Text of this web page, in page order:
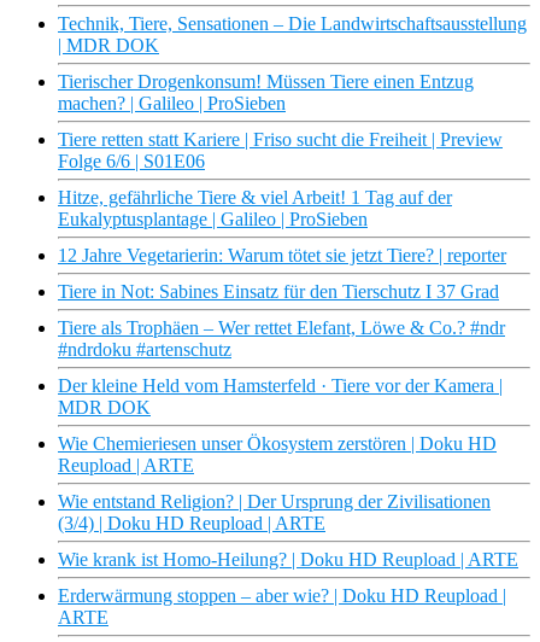
Technik, Tiere, Sensationen – Die Landwirtschaftsausstellung
| MDR DOK
Tierischer Drogenkonsum! Müssen Tiere einen Entzug
machen? | Galileo | ProSieben
Tiere retten statt Kariere | Friso sucht die Freiheit | Preview
Folge 6/6 | S01E06
Hitze, gefährliche Tiere & viel Arbeit! 1 Tag auf der
Eukalyptusplantage | Galileo | ProSieben
12 Jahre Vegetarierin: Warum tötet sie jetzt Tiere? | reporter
Tiere in Not: Sabines Einsatz für den Tierschutz I 37 Grad
Tiere als Trophäen – Wer rettet Elefant, Löwe & Co.? #ndr
#ndrdoku #artenschutz
Der kleine Held vom Hamsterfeld · Tiere vor der Kamera |
MDR DOK
Wie Chemieriesen unser Ökosystem zerstören | Doku HD
Reupload | ARTE
Wie entstand Religion? | Der Ursprung der Zivilisationen
(3/4) | Doku HD Reupload | ARTE
Wie krank ist Homo-Heilung? | Doku HD Reupload | ARTE
Erderwärmung stoppen – aber wie? | Doku HD Reupload |
ARTE